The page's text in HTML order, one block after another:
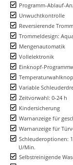
Programm-Ablauf-
Unwuchtkontrolle
Reversierende
Trommeldesign:
Mengenautomatik
Vollelektronik
Einknopf-
Variable
Zeitvorwahl: 0-24 h
Kindersicherung
Warnanzeige für
Warnanzeige für
Schleuderoptionen:
U/Min.
Selbstreinigende